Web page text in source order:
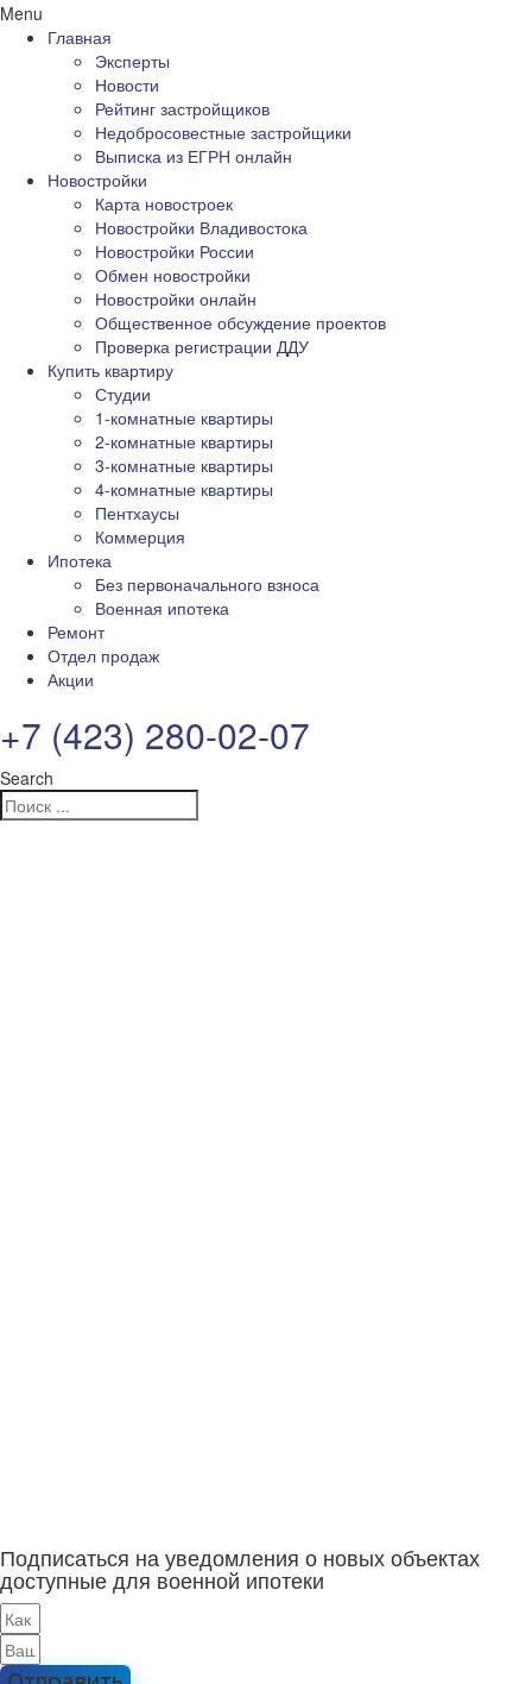
Menu
Главная
Эксперты
Новости
Рейтинг застройщиков
Недобросовестные застройщики
Выписка из ЕГРН онлайн
Новостройки
Карта новостроек
Новостройки Владивостока
Новостройки России
Обмен новостройки
Новостройки онлайн
Общественное обсуждение проектов
Проверка регистрации ДДУ
Купить квартиру
Студии
1-комнатные квартиры
2-комнатные квартиры
3-комнатные квартиры
4-комнатные квартиры
Пентхаусы
Коммерция
Ипотека
Без первоначального взноса
Военная ипотека
Ремонт
Отдел продаж
Акции
+7 (423) 280-02-07
Search
Подписаться на уведомления о новых объектах
доступные для военной ипотеки